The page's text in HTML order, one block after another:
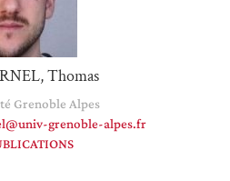
Thomas
Grenoble Alpes
grenoble-alpes.fr